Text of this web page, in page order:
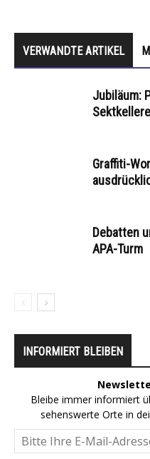
VERWANDTE ARTIKEL
Jubiläum:
Graffiti-
Debatten
APA-Turm
INFORMIERT BLEIBEN
Bleibe immer informiert
sehenswerte Orte in